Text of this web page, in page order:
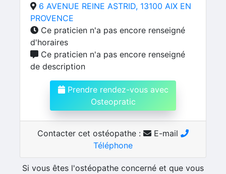
6 AVENUE REINE ASTRID, 13100 AIX EN
PROVENCE
Ce praticien n'a pas encore renseigné
d'horaires
Ce praticien n'a pas encore renseigné
de description
Prendre rendez-vous avec
Osteopratic
Contacter cet ostéopathe :
E-mail
Téléphone
Si vous êtes l'ostéopathe concerné et que vous